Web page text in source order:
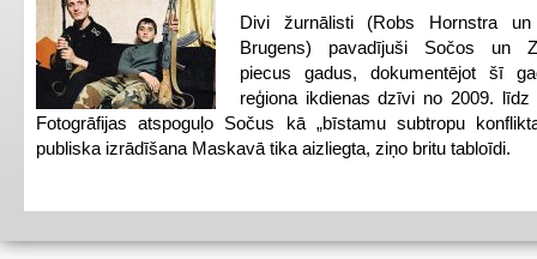
Divi žurnālisti (Robs Hornstra
Brugens) pavadījuši Sočos un
piecus gadus, dokumentējot šī
reģiona ikdienas dzīvi no 2009. līdz
Fotogrāfijas atspoguļo Sočus kā „bīstamu subtropu
publiska izrādīšana Maskavā tika aizliegta, ziņo britu tabloīdi.